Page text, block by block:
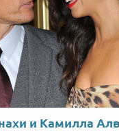
и Камилла